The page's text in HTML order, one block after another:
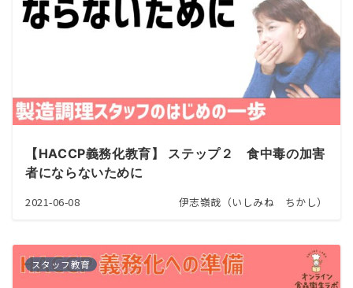
【HACCP義務化教育】 ステップ２ 食中毒の加害
者にならないために
2021-06-08 伊志嶺哉（いしみね ちかし）
スタッフ教育